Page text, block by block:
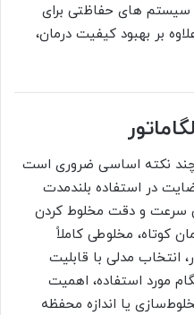
سیستم های حفاظتی برای
بر بهبود کیفیت درمان،
چند نکته اساسی ضروری است
در استفاده بلندمدت
سرعت و دقت مخلوط کردن
کوتاه، مخلوطی کاملاً
انتخاب مدلی با قابلیت
مورد استفاده، اهمیت
یا اندازه محفظه